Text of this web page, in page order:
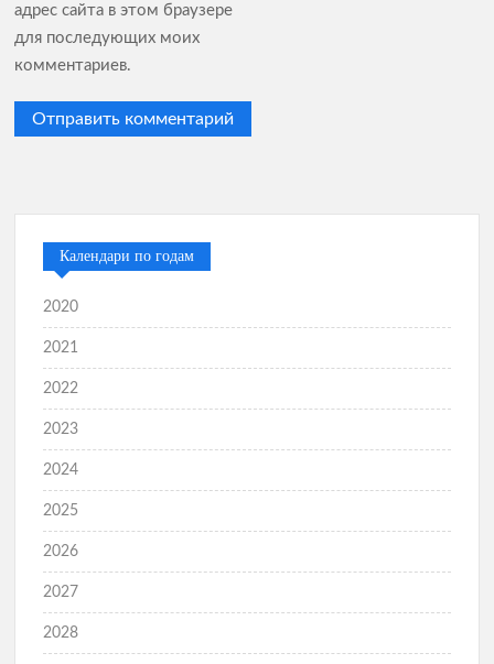
адрес сайта в этом браузере
для последующих моих
комментариев.
Календари по годам
2020
2021
2022
2023
2024
2025
2026
2027
2028